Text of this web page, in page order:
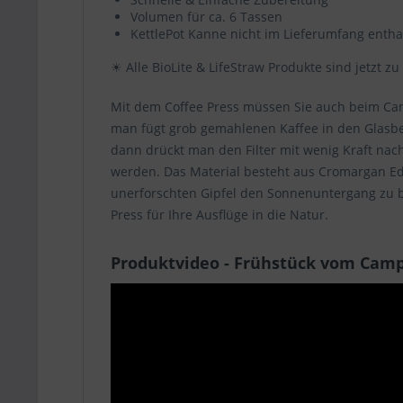
Volumen für ca. 6 Tassen
KettlePot Kanne nicht im Lieferumfang
☀ Alle BioLite & LifeStraw Produkte sind jetzt zu
Mit dem Coffee Press müssen Sie auch beim
man fügt grob gemahlenen Kaffee in den
dann drückt man den Filter mit wenig Kraft
werden. Das Material besteht aus Cromargan
unerforschten Gipfel den Sonnenuntergang zu
Press für Ihre Ausflüge in die Natur.
Produktvideo - Frühstück vom